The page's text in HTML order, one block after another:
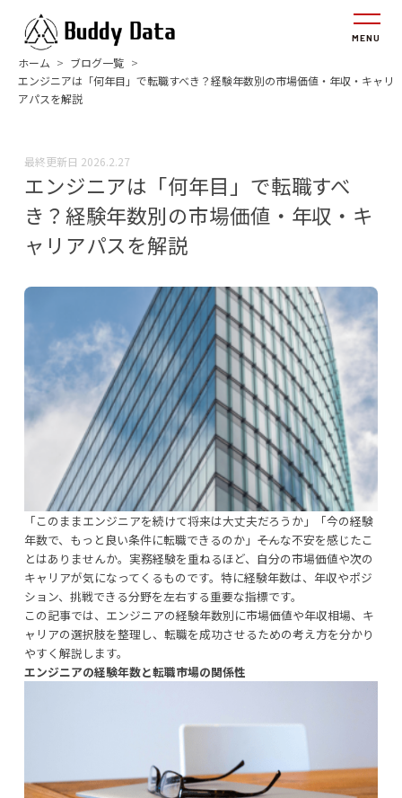
ホーム
ブログ一覧
エンジニアは「何年目」で転職すべき？経験年数別の市場価値・年収・キャリ
アパスを解説
最終更新日 2026.2.27
エンジニアは「何年目」で転職すべ
き？経験年数別の市場価値・年収・キ
ャリアパスを解説
「このままエンジニアを続けて将来は大丈夫だろうか」「今の経験
年数で、もっと良い条件に転職できるのか」――そんな不安を感じたこ
とはありませんか。実務経験を重ねるほど、自分の市場価値や次の
キャリアが気になってくるものです。特に経験年数は、年収やポジ
ション、挑戦できる分野を左右する重要な指標です。
この記事では、エンジニアの経験年数別に市場価値や年収相場、キ
ャリアの選択肢を整理し、転職を成功させるための考え方を分かり
やすく解説します。
エンジニアの経験年数と転職市場の関係性